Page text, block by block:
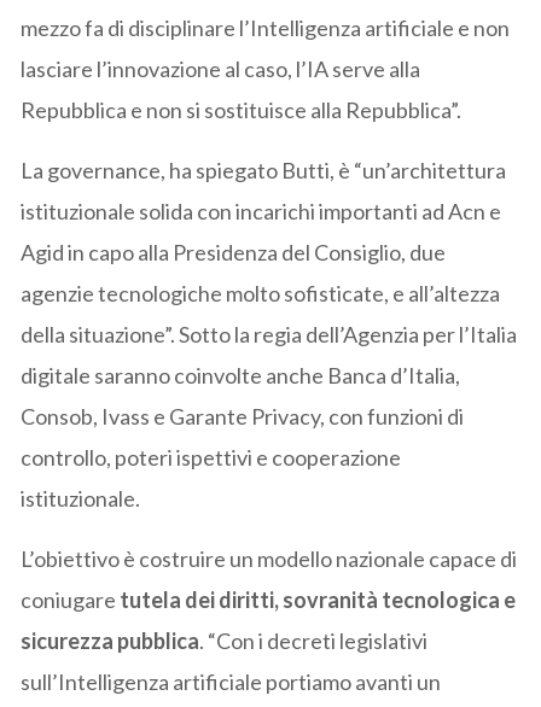
mezzo fa di disciplinare l’Intelligenza artificiale e non
lasciare l’innovazione al caso, l’IA serve alla
Repubblica e non si sostituisce alla Repubblica”.
La governance, ha spiegato Butti, è “un’architettura
istituzionale solida con incarichi importanti ad Acn e
Agid in capo alla Presidenza del Consiglio, due
agenzie tecnologiche molto sofisticate, e all’altezza
della situazione”. Sotto la regia dell’Agenzia per l’Italia
digitale saranno coinvolte anche Banca d’Italia,
Consob, Ivass e Garante Privacy, con funzioni di
controllo, poteri ispettivi e cooperazione
istituzionale.
L’obiettivo è costruire un modello nazionale capace di
coniugare tutela dei diritti, sovranità tecnologica e
sicurezza pubblica. “Con i decreti legislativi
sull’Intelligenza artificiale portiamo avanti un